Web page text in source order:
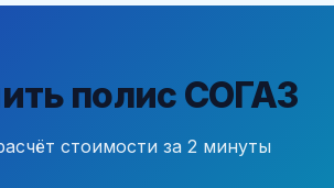
полис СОГАЗ
стоимости за 2 минуты